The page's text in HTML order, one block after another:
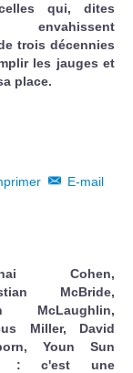
qui, dites
envahissent
trois décennies
les jauges et
place.
E-mail
Cohen,
McBride,
McLaughlin,
Miller, David
Youn Sun
: c'est une